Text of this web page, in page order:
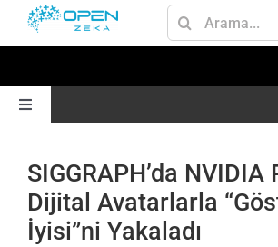
Ara:
Toggle
GEN AI
SIGGRAPH’da NVIDIA
Dijital Avatarlarla
İyisi”ni Yakaladı